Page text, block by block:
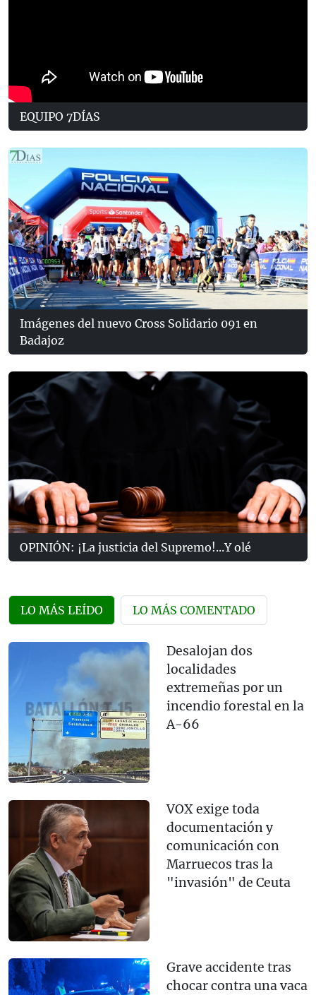
EQUIPO 7DÍAS
Imágenes del nuevo Cross Solidario 091 en
Badajoz
OPINIÓN: ¡La justicia del Supremo!...Y olé
LO MÁS LEÍDO LO MÁS COMENTADO
Desalojan dos
localidades
extremeñas por un
incendio forestal en la
A-66
VOX exige toda
documentación y
comunicación con
Marruecos tras la
"invasión" de Ceuta
Grave accidente tras
chocar contra una vaca